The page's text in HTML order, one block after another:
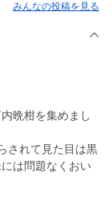
みんなの投稿を見る
晩柑を集めまし
されて見た目は黒
は問題なくおい